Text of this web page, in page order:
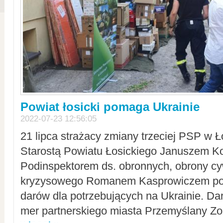
Powiat łosicki pomaga Ukrainie
2022-07-23 12:56:05
21 lipca strażacy zmiany trzeciej PSP w
Starostą Powiatu Łosickiego Januszem
Podinspektorem ds. obronnych, obrony
kryzysowego Romanem Kasprowiczem
darów dla potrzebujących na Ukrainie.
mer partnerskiego miasta Przemyślany